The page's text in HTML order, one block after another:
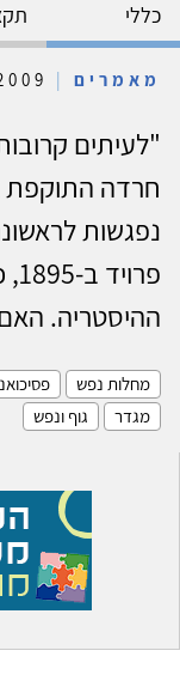
כללי
מאמרים |
"לעיתים
חרדה התוקפת
נפגשות
ההיסטריה.
מחלות נפש
מגדר
גוף ונפש